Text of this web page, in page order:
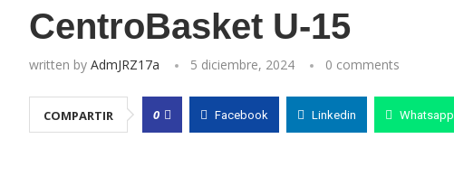
CentroBasket U-15
written by AdmJRZ17a 5 diciembre, 2024 0 comments
COMPARTIR 0 Facebook Linkedin Whatsapp